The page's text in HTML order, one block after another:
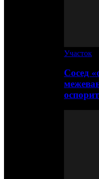
Участок
Сосед